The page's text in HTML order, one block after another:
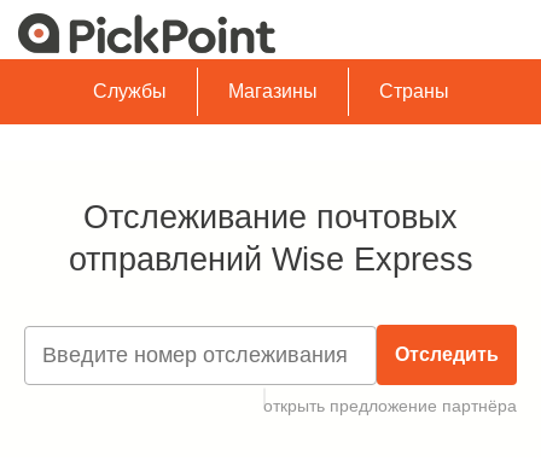
Службы Магазины Страны
Отслеживание почтовых
отправлений Wise Express
Отследить
открыть предложение партнёра